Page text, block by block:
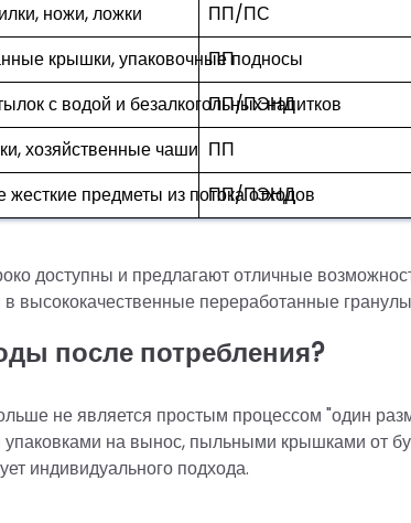
ножи, ложки
ПП/ПС
крышки, упаковочные подносы
ПП
с водой и безалкогольных напитков
ПП/ПЭНД
хозяйственные чаши ПП
предметы из потока отходов
ПП/ПЭНД
доступны и предлагают отличные
высококачественные переработанные
после потребления?
не является простым процессом "один
на вынос, пыльными крышками от
индивидуального подхода.